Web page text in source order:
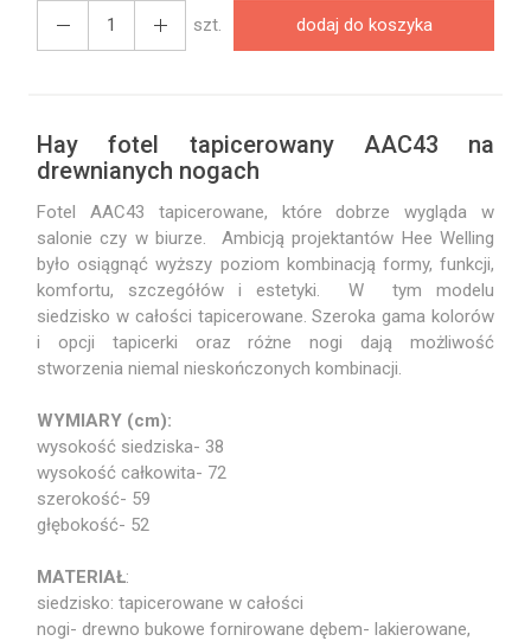
szt. dodaj do koszyka
Hay fotel tapicerowany AAC43 na
drewnianych nogach
Fotel AAC43 tapicerowane, które dobrze wygląda w
salonie czy w biurze. Ambicją projektantów Hee Welling
było osiągnąć wyższy poziom kombinacją formy, funkcji,
komfortu, szczegółów i estetyki. W tym modelu
siedzisko w całości tapicerowane. Szeroka gama kolorów
i opcji tapicerki oraz różne nogi dają możliwość
stworzenia niemal nieskończonych kombinacji.
WYMIARY (cm):
wysokość siedziska- 38
wysokość całkowita- 72
szerokość- 59
głębokość- 52
MATERIAŁ:
siedzisko: tapicerowane w całości
nogi- drewno bukowe fornirowane dębem- lakierowane,